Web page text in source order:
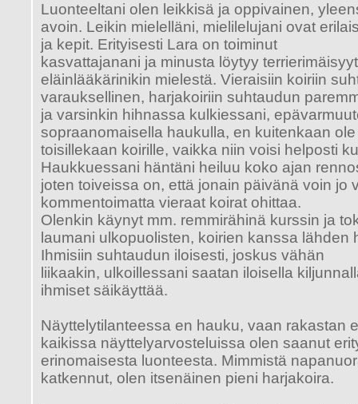
Luonteeltani olen leikkisä ja oppivainen,
avoin. Leikin mielelläni, mielilelujani ovat
ja kepit. Erityisesti Lara on toiminut
kasvattajanani ja minusta löytyy
eläinlääkärinikin mielestä. Vieraisiin koiriin
varauksellinen, harjakoiriin suhtaudun
ja varsinkin hihnassa kulkiessani,
sopraanomaisella haukulla, en kuitenkaan
toisillekaan koirille, vaikka niin voisi helposti
Haukkuessani häntäni heiluu koko ajan
joten toiveissa on, että jonain päivänä voin jo
kommentoimatta vieraat koirat ohittaa.
Olenkin käynyt mm. remmirähinä kurssin ja
laumani ulkopuolisten, koirien kanssa lähden
Ihmisiin suhtaudun iloisesti, joskus vähän
liikaakin, ulkoillessani saatan iloisella
ihmiset säikäyttää.
Näyttelytilanteessa en hauku, vaan rakastan
kaikissa näyttelyarvosteluissa olen saanut
erinomaisesta luonteesta. Mimmistä
katkennut, olen itsenäinen pieni harjakoira.